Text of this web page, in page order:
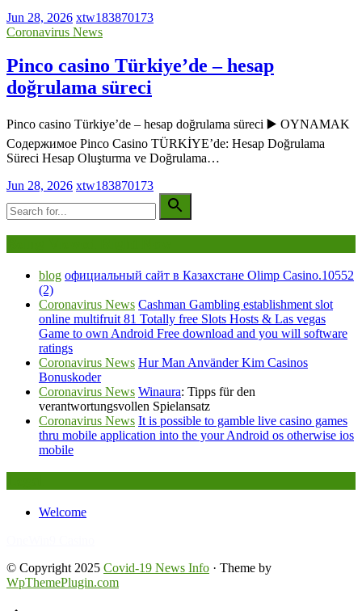
Jun 28, 2026 xtw183870173
Coronavirus News
Pinco casino Türkiye’de – hesap
doğrulama süreci
Pinco casino Türkiye’de – hesap doğrulama süreci ▶️ OYNAMAK
Содержимое Pinco Casino TÜRKİYE’de: Hesap Doğrulama
Süreci Hesap Oluşturma ve Doğrulama…
Jun 28, 2026 xtw183870173
blog официальный сайт в Казахстане Olimp Casino.10552
(2)
Coronavirus News Cashman Gambling establishment slot
online multifruit 81 Totally free Slots Hosts & Las vegas
Game to own Android Free download and you will software
ratings
Coronavirus News Hur Man Använder Kim Casinos
Bonuskoder
Coronavirus News Winaura: Tipps für den
verantwortungsvollen Spielansatz
Coronavirus News It is possible to gamble live casino games
thru mobile application into the your Android os otherwise ios
mobile
Welcome
© Copyright 2025 Covid-19 News Info · Theme by
WpThemePlugin.com